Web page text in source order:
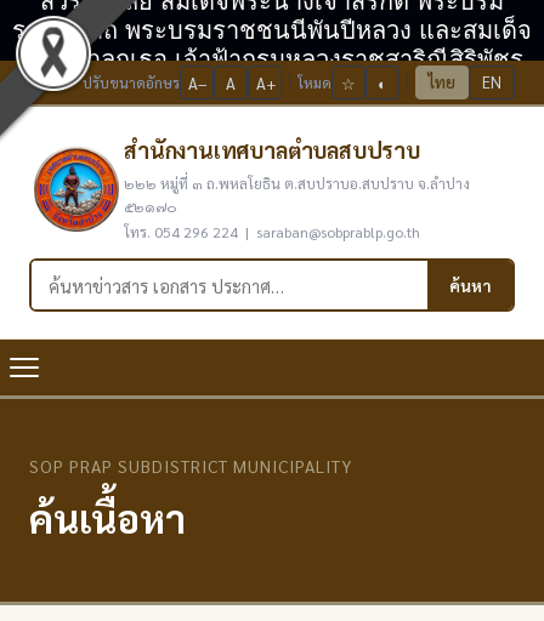
ราชินีนาถ พระบรมราชชนนีพันปีหลวง และสมเด็จ
พระเจ้าลูกเธอ เจ้าฟ้ากรมหลวงราชสาริณีสิริพัชร
มหาวัชรราชธิดา
ปรับขนาดอักษร A− A A+ โหมด ☆ ◐ ไทย EN
สำนักงานเทศบาลตำบลสบปราบ
๒๒๒ หมู่ที่ ๓ ถ.พหลโยธิน ต.สบปราบอ.สบปราบ จ.ลำปาง
๕๒๑๗๐
โทร. 054 296 224 | saraban@sobprablp.go.th
ค้นหาในเว็บไซต์ ค้นหา
SOP PRAP SUBDISTRICT MUNICIPALITY
ค้นเนื้อหา